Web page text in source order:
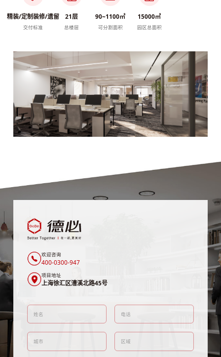
精装/定制装修/遗留
交付标准
21层
总楼层
90~1100㎡
可分割面积
15000㎡
园区总面积
欢迎咨询
400-0300-947
项目地址
上海徐汇区漕溪北路45号